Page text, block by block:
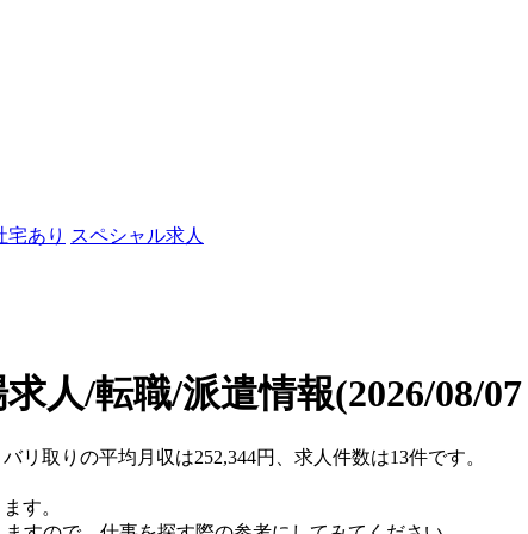
宅あり スペシャル求人
人/転職/派遣情報(2026/08/
リ取りの平均月収は252,344円、求人件数は13件です。
す。